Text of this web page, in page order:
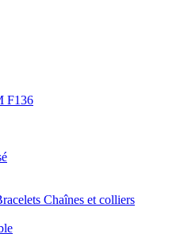
F136
Chaînes et colliers